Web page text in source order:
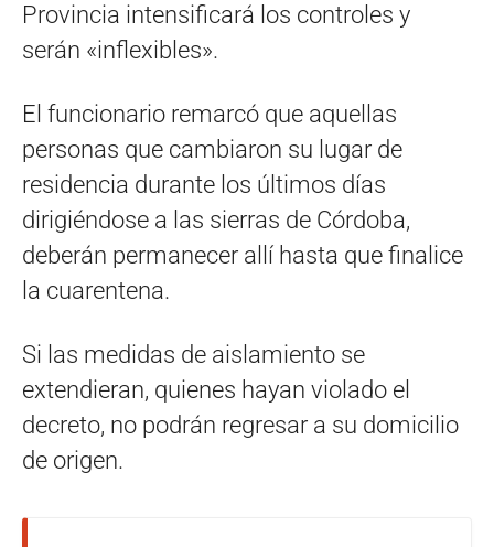
Provincia intensificará los controles y
serán «inflexibles».
El funcionario remarcó que aquellas
personas que cambiaron su lugar de
residencia durante los últimos días
dirigiéndose a las sierras de Córdoba,
deberán permanecer allí hasta que finalice
la cuarentena.
Si las medidas de aislamiento se
extendieran, quienes hayan violado el
decreto, no podrán regresar a su domicilio
de origen.